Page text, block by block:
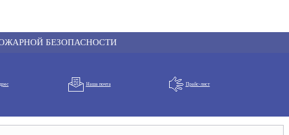
БЕЗОПАСНОСТИ
Наша почта Прайс-лист